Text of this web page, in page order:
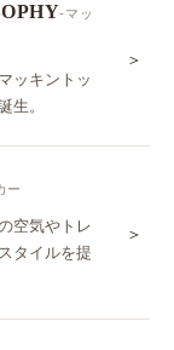
-マッ
ッキントッ
生。
＞
ー
空気やトレ
タイルを提
＞